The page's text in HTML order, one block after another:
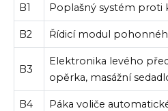
B1 Poplašný systém proti
B2 Řídicí modul
B3
Elektronika levého
opěrka, masážní
B4 Páka voliče